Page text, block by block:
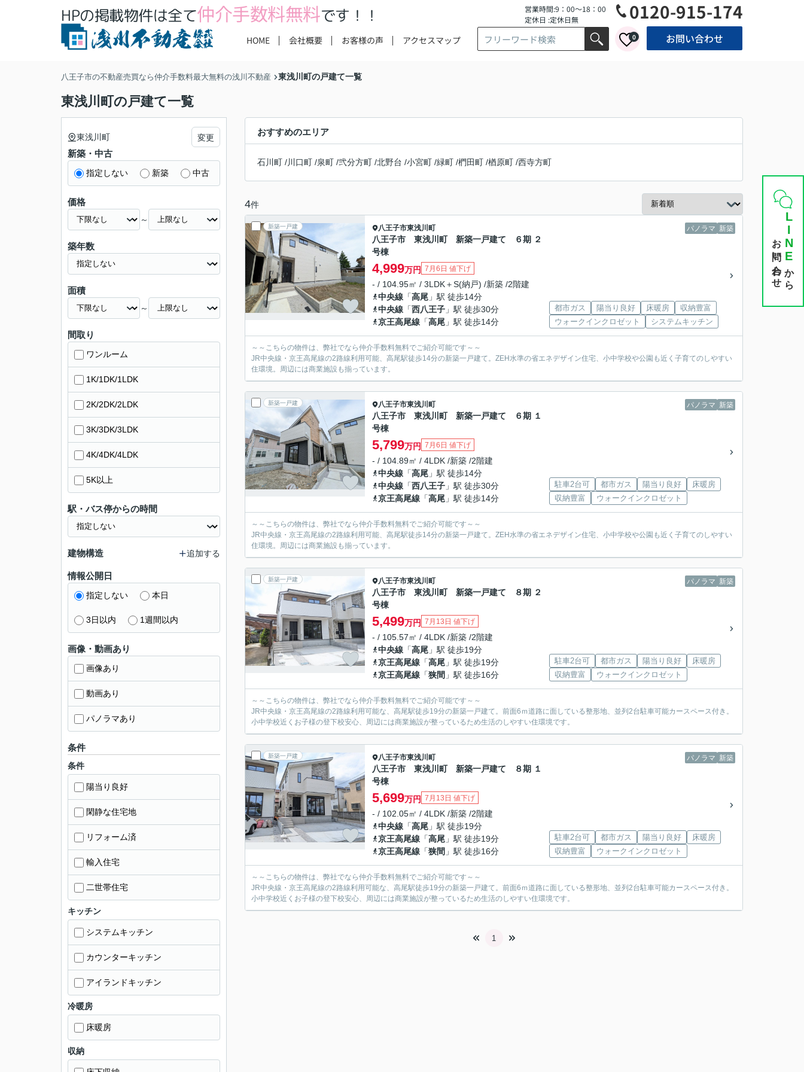
LINE
から
お問い合わせ
HPの掲載物件は全て仲介手数料無料です！！
営業時間:9：00～18：00
定休日 :定休日無
0120-915-174
HOME 会社概要 お客様の声 アクセスマップ 0 お問い合わせ
八王子市の不動産売買なら仲介手数料最大無料の浅川不動産 東浅川町の戸建て一覧
東浅川町の戸建て一覧
おすすめのエリア
石川町 /川口町 /泉町 /弐分方町 /北野台 /小宮町 /緑町 /椚田町 /楢原町 /西寺方町
4件
新築一戸建 パノラマ 新築
八王子市東浅川町
八王子市 東浅川町 新築一戸建て ６期 ２
号棟
4,999万円 7月6日 値下げ
- / 104.95㎡ / 3LDK＋S(納戸) /新築 /2階建
中央線 「高尾 」駅 徒歩14分
中央線 「西八王子 」駅 徒歩30分
京王高尾線 「高尾 」駅 徒歩14分
都市ガス 陽当り良好 床暖房
収納豊富
ウォークインクロゼット
システムキッチン
～～こちらの物件は、弊社でなら仲介手数料無料でご紹介可能です～～
JR中央線・京王高尾線の2路線利用可能、高尾駅徒歩14分の新築一戸建て。ZEH水準の省エネデザイン住宅、小中学校や公園も近く子育てのしやすい
住環境。周辺には商業施設も揃っています。
新築一戸建 パノラマ 新築
八王子市東浅川町
八王子市 東浅川町 新築一戸建て ６期 １
号棟
5,799万円 7月6日 値下げ
- / 104.89㎡ / 4LDK /新築 /2階建
中央線 「高尾 」駅 徒歩14分
中央線 「西八王子 」駅 徒歩30分
京王高尾線 「高尾 」駅 徒歩14分
駐車2台可 都市ガス 陽当り良好
床暖房
収納豊富
ウォークインクロゼット
～～こちらの物件は、弊社でなら仲介手数料無料でご紹介可能です～～
JR中央線・京王高尾線の2路線利用可能、高尾駅徒歩14分の新築一戸建て。ZEH水準の省エネデザイン住宅、小中学校や公園も近く子育てのしやすい
住環境。周辺には商業施設も揃っています。
新築一戸建 パノラマ 新築
八王子市東浅川町
八王子市 東浅川町 新築一戸建て ８期 ２
号棟
5,499万円 7月13日 値下げ
- / 105.57㎡ / 4LDK /新築 /2階建
中央線 「高尾 」駅 徒歩19分
京王高尾線 「高尾 」駅 徒歩19分
京王高尾線 「狭間 」駅 徒歩16分
駐車2台可 都市ガス 陽当り良好
床暖房
収納豊富
ウォークインクロゼット
～～こちらの物件は、弊社でなら仲介手数料無料でご紹介可能です～～
JR中央線・京王高尾線の2路線利用可能な、高尾駅徒歩19分の新築一戸建て。前面6ｍ道路に面している整形地、並列2台駐車可能カースペース付き。
小中学校近くお子様の登下校安心、周辺には商業施設が整っているため生活のしやすい住環境です。
新築一戸建 パノラマ 新築
八王子市東浅川町
八王子市 東浅川町 新築一戸建て ８期 １
号棟
5,699万円 7月13日 値下げ
- / 102.05㎡ / 4LDK /新築 /2階建
中央線 「高尾 」駅 徒歩19分
京王高尾線 「高尾 」駅 徒歩19分
京王高尾線 「狭間 」駅 徒歩16分
駐車2台可 都市ガス 陽当り良好
床暖房
収納豊富
ウォークインクロゼット
～～こちらの物件は、弊社でなら仲介手数料無料でご紹介可能です～～
JR中央線・京王高尾線の2路線利用可能な、高尾駅徒歩19分の新築一戸建て。前面6ｍ道路に面している整形地、並列2台駐車可能カースペース付き。
小中学校近くお子様の登下校安心、周辺には商業施設が整っているため生活のしやすい住環境です。
1
東浅川町 変更
新築・中古
指定しない 新築 中古
価格
～
築年数
面積
～
間取り
ワンルーム
1K/1DK/1LDK
2K/2DK/2LDK
3K/3DK/3LDK
4K/4DK/4LDK
5K以上
駅・バス停からの時間
建物構造 追加する
情報公開日
指定しない 本日
3日以内 1週間以内
画像・動画あり
画像あり
動画あり
パノラマあり
条件
条件
陽当り良好
閑静な住宅地
リフォーム済
輸入住宅
二世帯住宅
キッチン
システムキッチン
カウンターキッチン
アイランドキッチン
冷暖房
床暖房
収納